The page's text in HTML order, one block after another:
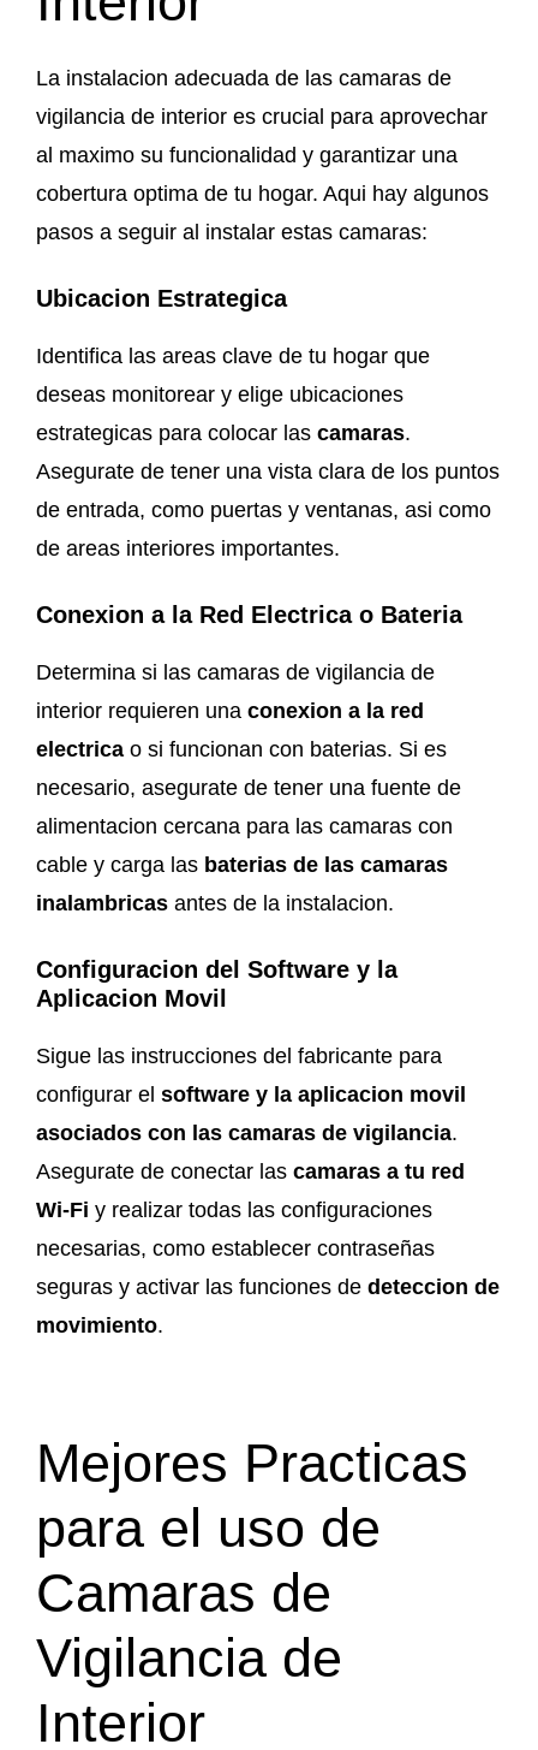
La instalacion adecuada de las camaras de
vigilancia de interior es crucial para aprovechar
al maximo su funcionalidad y garantizar una
cobertura optima de tu hogar. Aqui hay algunos
pasos a seguir al instalar estas camaras:
Ubicacion Estrategica
Identifica las areas clave de tu hogar que
deseas monitorear y elige ubicaciones
estrategicas para colocar las camaras.
Asegurate de tener una vista clara de los puntos
de entrada, como puertas y ventanas, asi como
de areas interiores importantes.
Conexion a la Red Electrica o Bateria
Determina si las camaras de vigilancia de
interior requieren una conexion a la red
electrica o si funcionan con baterias. Si es
necesario, asegurate de tener una fuente de
alimentacion cercana para las camaras con
cable y carga las baterias de las camaras
inalambricas antes de la instalacion.
Configuracion del Software y la
Aplicacion Movil
Sigue las instrucciones del fabricante para
configurar el software y la aplicacion movil
asociados con las camaras de vigilancia.
Asegurate de conectar las camaras a tu red
Wi-Fi y realizar todas las configuraciones
necesarias, como establecer contraseñas
seguras y activar las funciones de deteccion de
movimiento.
Mejores Practicas
para el uso de
Camaras de
Vigilancia de
Interior